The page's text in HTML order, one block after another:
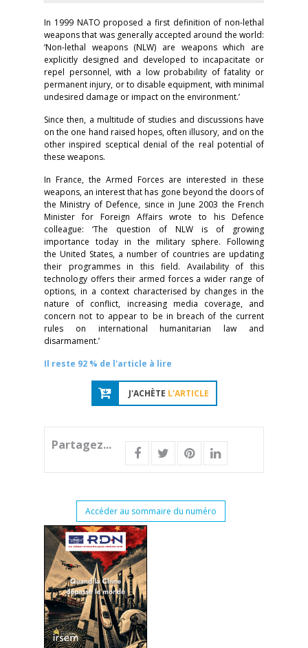
In 1999 NATO proposed a first definition of non-lethal
weapons that was generally accepted around the world:
‘Non-lethal weapons (NLW) are weapons which are
explicitly designed and developed to incapacitate or
repel personnel, with a low probability of fatality or
permanent injury, or to disable equipment, with minimal
undesired damage or impact on the environment.’
Since then, a multitude of studies and discussions have
on the one hand raised hopes, often illusory, and on the
other inspired sceptical denial of the real potential of
these weapons.
In France, the Armed Forces are interested in these
weapons, an interest that has gone beyond the doors of
the Ministry of Defence, since in June 2003 the French
Minister for Foreign Affairs wrote to his Defence
colleague: ‘The question of NLW is of growing
importance today in the military sphere. Following
the United States, a number of countries are updating
their programmes in this field. Availability of this
technology offers their armed forces a wider range of
options, in a context characterised by changes in the
nature of conflict, increasing media coverage, and
concern not to appear to be in breach of the current
rules on international humanitarian law and
disarmament.’
Il reste 92 % de l'article à lire
J'ACHÈTE L'ARTICLE
Partagez...
Accéder au sommaire du numéro